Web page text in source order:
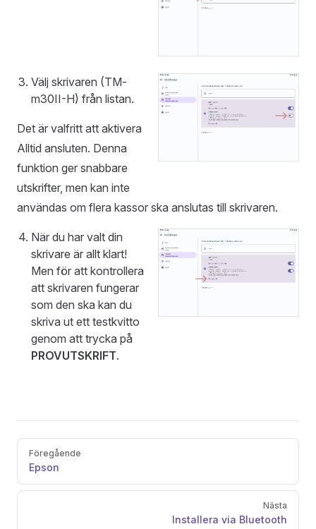
Välj skrivaren (TM-
m30II-H) från listan.
Det är valfritt att aktivera
Alltid ansluten. Denna
funktion ger snabbare
utskrifter, men kan inte
användas om flera kassor ska anslutas till skrivaren.
När du har valt din
skrivare är allt klart!
Men för att kontrollera
att skrivaren fungerar
som den ska kan du
skriva ut ett testkvitto
genom att trycka på
PROVUTSKRIFT.
Pager
Föregående
Epson
Nästa
Installera via Bluetooth